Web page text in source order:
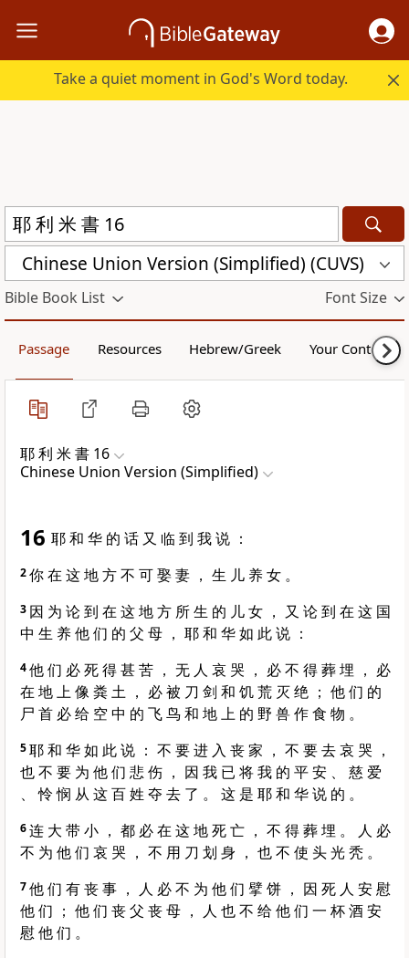
Take a quiet moment in God's Word today.
Chinese Union Version (Simplified) (CUVS)
Bible Book List Font Size
Passage Resources Hebrew/Greek Your Content
耶 利 米 書 16
Chinese Union Version (Simplified)
16 耶 和 华 的 话 又 临 到 我 说 ：
2你 在 这 地 方 不 可 娶 妻 ， 生 儿 养 女 。
3 因 为 论 到 在 这 地 方 所 生 的 儿 女 ， 又 论 到 在 这 国
中 生 养 他 们 的 父 母 ， 耶 和 华 如 此 说 ：
4他 们 必 死 得 甚 苦 ， 无 人 哀 哭 ， 必 不 得 葬 埋 ， 必
在 地 上 像 粪 土 ， 必 被 刀 剑 和 饥 荒 灭 绝 ； 他 们 的
尸 首 必 给 空 中 的 飞 鸟 和 地 上 的 野 兽 作 食 物 。
5耶 和 华 如 此 说 ： 不 要 进 入 丧 家 ， 不 要 去 哀 哭 ，
也 不 要 为 他 们 悲 伤 ， 因 我 已 将 我 的 平 安 、 慈 爱
、 怜 悯 从 这 百 姓 夺 去 了 。 这 是 耶 和 华 说 的 。
6连 大 带 小 ， 都 必 在 这 地 死 亡 ， 不 得 葬 埋 。 人 必
不 为 他 们 哀 哭 ， 不 用 刀 划 身 ， 也 不 使 头 光 秃 。
7他 们 有 丧 事 ， 人 必 不 为 他 们 擘 饼 ， 因 死 人 安 慰
他 们 ； 他 们 丧 父 丧 母 ， 人 也 不 给 他 们 一 杯 酒 安
慰 他 们 。